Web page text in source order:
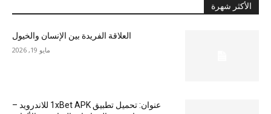
الأكثر شهرة
العلاقة الفريدة بين الإنسان والخيول
مايو 19, 2026
عنوان: تحميل تطبيق 1xBet APK للاندرويد –